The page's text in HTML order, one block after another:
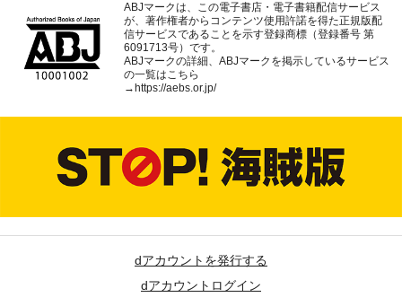
ABJマークは、この電子書店・電子書籍配信サービス
が、著作権者からコンテンツ使用許諾を得た正規版配
信サービスであることを示す登録商標（登録番号 第
6091713号）です。
ABJマークの詳細、ABJマークを掲示しているサービス
の一覧はこちら
→ https://aebs.or.jp/
dアカウントを発行する
dアカウントログイン